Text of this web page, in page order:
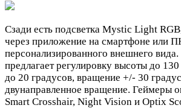
Сзади есть подсветка Mystic Light
через приложение на смартфоне или
персонализированного внешнего
предлагает регулировку высоты до
до 20 градусов, вращение +/- 30
двунаправленное вращение. Геймеры
Smart Crosshair, Night Vision и Optix